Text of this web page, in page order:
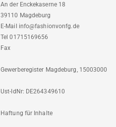
An der Enckekaserne 18
39110 Magdeburg
E-Mail info@fashionvonfg.de
Tel 01715169656
Fax
Gewerberegister Magdeburg, 15003000
Ust-IdNr: DE264349610
Haftung für Inhalte